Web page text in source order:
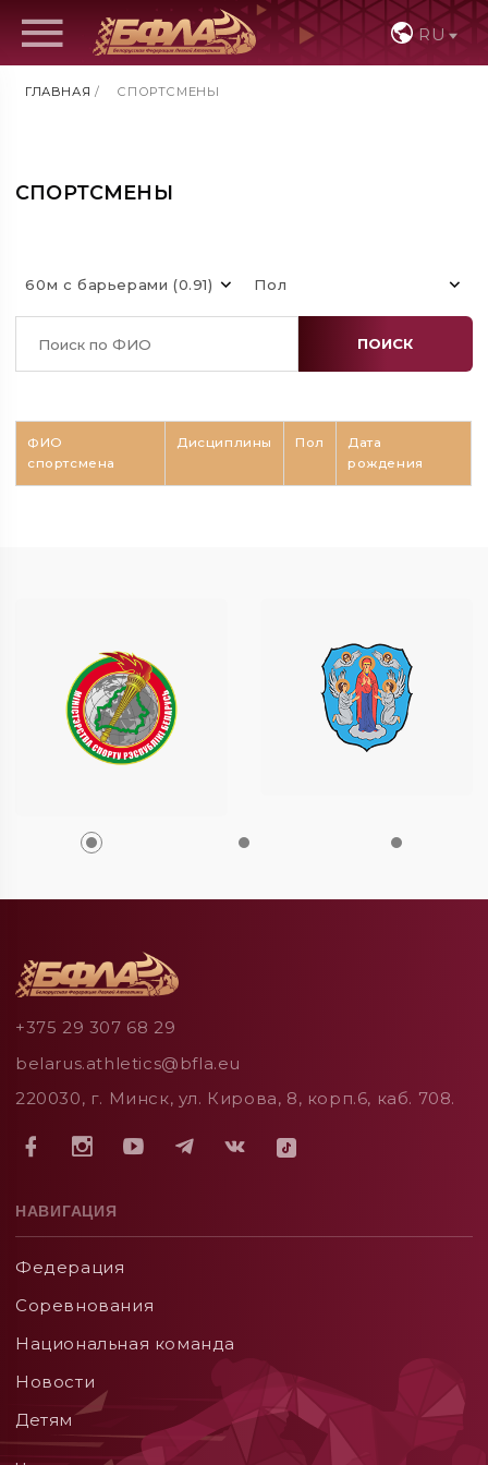
RU
ГЛАВНАЯ / СПОРТСМЕНЫ
СПОРТСМЕНЫ
60м с барьерами (0.91) Пол
ПОИСК
ФИО
спортсмена
Дисциплины Пол
Дата
рождения
+375 29 307 68 29
belarus.athletics@bfla.eu
220030, г. Минск, ул. Кирова, 8, корп.6, каб. 708.
НАВИГАЦИЯ
Федерация
Соревнования
Национальная команда
Новости
Детям